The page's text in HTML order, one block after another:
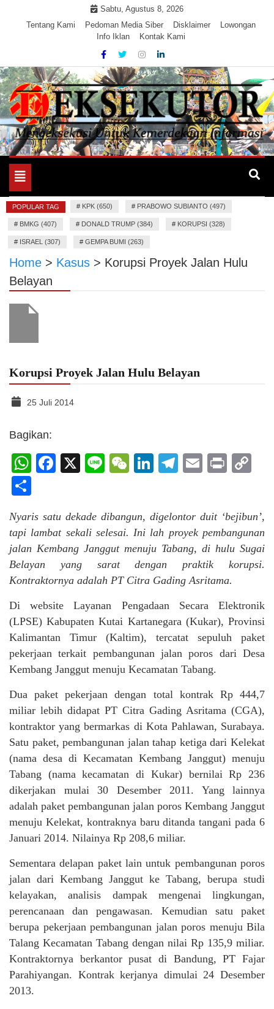
Sabtu, Agustus 8, 2026
Tentang Kami
Pedoman Media Siber Disklaimer
Lowongan
Info Iklan
Kontak Kami
EKSEKUTOR
Mengeksekusi Berita Untuk Kemerdekaan dan Keadilan
Toggle
navigation
POPULAR TAG # KPK (650) # PRABOWO SUBIANTO (497)
# BMKG (407) # DONALD TRUMP (384) # KORUPSI (328)
# ISRAEL (307) # GEMPA BUMI (263)
Home > Kasus > Korupsi Proyek Jalan Hulu
Belayan
Korupsi Proyek Jalan Hulu Belayan
25 Juli 2014
Bagikan:
WhatsApp
Facebook
X LineWeChat
LinkedIn
Telegram
Email
Print
Nyaris satu dekade dibangun, digelontor duit ‘bejibun’,
tapi lambat sekali selesai. Ini lah proyek pembangunan
jalan Kembang Janggut menuju Tabang, di hulu Sugai
Belayan yang sarat dengan praktik korupsi.
Kontraktornya adalah PT Citra Gading Asritama.
Di website Layanan Pengadaan Secara Elektronik
(LPSE) Kabupaten Kutai Kartanegara (Kukar), Provinsi
Kalimantan Timur (Kaltim), tercatat sepuluh paket
pekerjaan terkait pembangunan jalan poros dari Desa
Kembang Janggut menuju Kecamatan Tabang.
Dua paket pekerjaan dengan total kontrak Rp 444,7
miliar lebih didapat PT Citra Gading Asritama (CGA),
kontraktor yang bermarkas di Kota Pahlawan, Surabaya.
Satu paket, pembangunan jalan tahap ketiga dari Kelekat
(nama desa di Kecamatan Kembang Janggut) menuju
Tabang (nama kecamatan di Kukar) bernilai Rp 236
dikerjakan mulai 30 Desember 2011. Yang lainnya
adalah paket pembangunan jalan poros Kembang Janggut
menuju Kelekat, kontraknya baru ditanda tangani pada 6
Januari 2014. Nilainya Rp 208,6 miliar.
Sementara delapan paket lain untuk pembangunan poros
jalan dari Kembang Janggut ke Tabang, berupa studi
kelayakan, analisis dampak mengenai lingkungan,
perencanaan dan pengawasan. Kemudian satu paket
berupa pekerjaan pembangunan jalan poros menuju Bila
Talang Kecamatan Tabang dengan nilai Rp 135,9 miliar.
Kontraktornya berkantor pusat di Bandung, PT Fajar
Parahiyangan. Kontrak kerjanya dimulai 24 Desember
2013.